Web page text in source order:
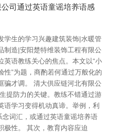
司通过英语童谣培养语感
学生的学习兴趣建筑装饰|水暖管
制造|安阳楚特维装饰工程有限公
英语教练关心的焦点。本文以“小
性”为题，商酌若何通过万般化的
骗才调。 清大供应链河北有限公
提防力的关键。教练不错通过游
语学习变得机动真谛。举例，利
念词汇，或通过英语童谣培养语
极性。 其次，教育内容应迫